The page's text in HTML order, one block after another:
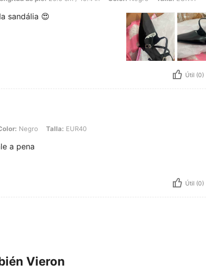
sandália 😍
Útil (0)
Talla: EUR40
Negro Talla: EUR40
a pena
Útil (0)
Vieron